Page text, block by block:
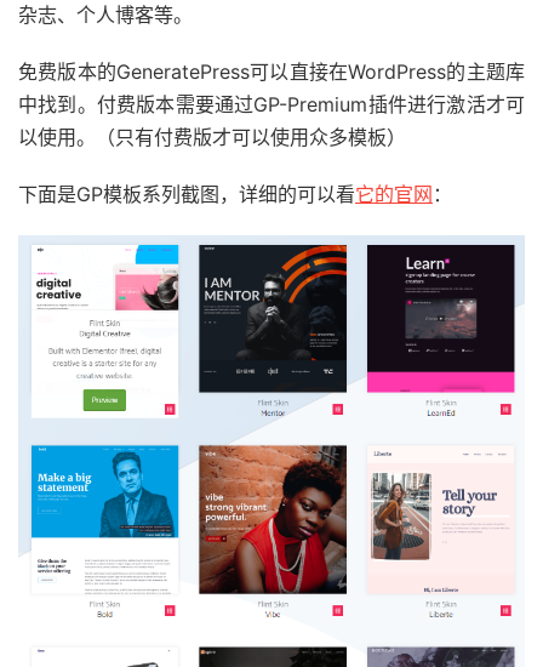
杂志、个人博客等。
免费版本的GeneratePress可以直接在WordPress的主题库
中找到。付费版本需要通过GP-Premium插件进行激活才可
以使用。（只有付费版才可以使用众多模板）
下面是GP模板系列截图，详细的可以看它的官网 ：